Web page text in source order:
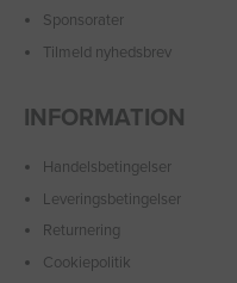
Sponsorater
Tilmeld nyhedsbrev
INFORMATION
Handelsbetingelser
Leveringsbetingelser
Returnering
Cookiepolitik